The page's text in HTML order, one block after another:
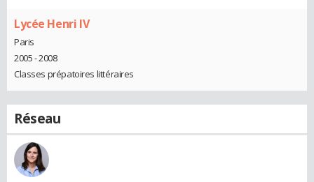
Lycée Henri IV
Paris
2005 - 2008
Classes prépatoires littéraires
Réseau